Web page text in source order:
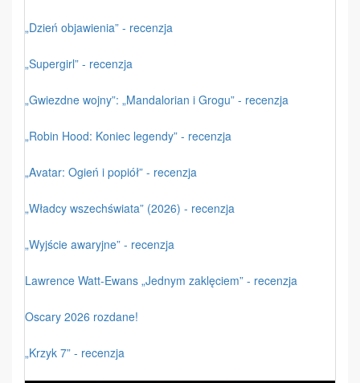
„Dzień objawienia” - recenzja
„Supergirl” - recenzja
„Gwiezdne wojny”: „Mandalorian i Grogu” - recenzja
„Robin Hood: Koniec legendy” - recenzja
„Avatar: Ogień i popiół” - recenzja
„Władcy wszechświata” (2026) - recenzja
„Wyjście awaryjne” - recenzja
Lawrence Watt-Ewans „Jednym zaklęciem” - recenzja
Oscary 2026 rozdane!
„Krzyk 7” - recenzja